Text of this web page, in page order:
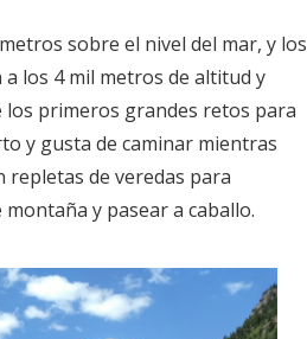
sobre el nivel del mar, y los
los 4 mil metros de altitud y
primeros grandes retos para
y gusta de caminar mientras
repletas de veredas para
y pasear a caballo.